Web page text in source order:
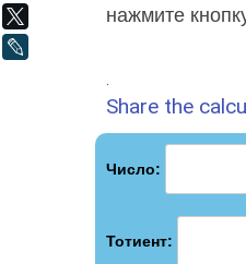
нажмите
Share the
Число:
Тотиент: